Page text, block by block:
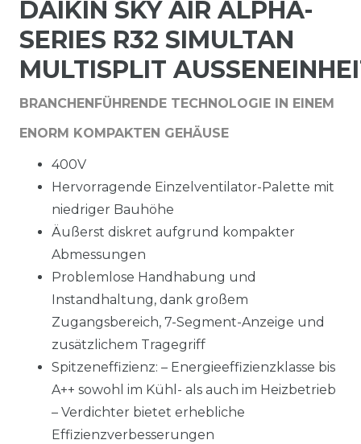
DAIKIN SKY AIR ALPHA-
SERIES R32 SIMULTAN
MULTISPLIT AUSSENEINHEIT
BRANCHENFÜHRENDE TECHNOLOGIE IN EINEM
ENORM KOMPAKTEN GEHÄUSE
400V
Hervorragende Einzelventilator-Palette mit
niedriger Bauhöhe
Äußerst diskret aufgrund kompakter
Abmessungen
Problemlose Handhabung und
Instandhaltung, dank großem
Zugangsbereich, 7-Segment-Anzeige und
zusätzlichem Tragegriff
Spitzeneffizienz: – Energieeffizienzklasse bis
A++ sowohl im Kühl- als auch im Heizbetrieb
– Verdichter bietet erhebliche
Effizienzverbesserungen